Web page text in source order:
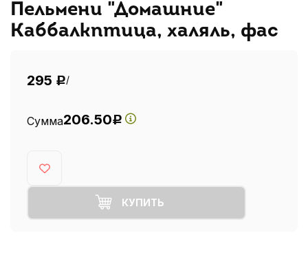
Пельмени "Домашние"
Каббалкптица, халяль, фас
295 Р/
Сумма206.50Р
КУПИТЬ